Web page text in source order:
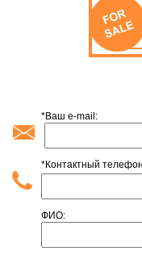
*Ваш e-mail:
*Контактный
ФИО: